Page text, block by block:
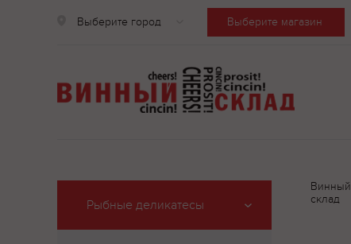
Выберите город Выберите магазин
Рыбные деликатесы
Винный
склад